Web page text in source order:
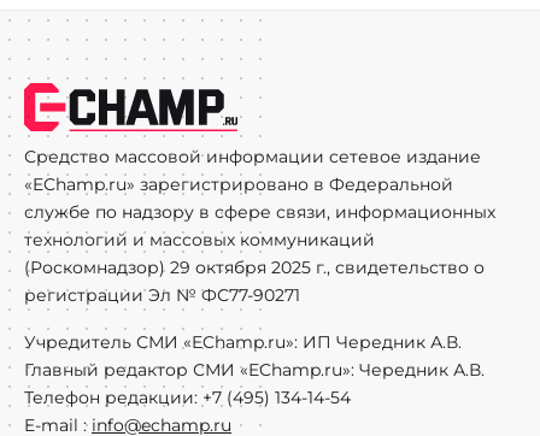
Средство массовой информации сетевое издание
«EChamp.ru» зарегистрировано в Федеральной
службе по надзору в сфере связи, информационных
технологий и массовых коммуникаций
(Роскомнадзор) 29 октября 2025 г., свидетельство о
регистрации Эл № ФС77-90271
Учредитель СМИ «EChamp.ru»: ИП Чередник А.В.
Главный редактор СМИ «EChamp.ru»: Чередник А.В.
Телефон редакции: +7 (495) 134-14-54
E-mail : info@echamp.ru